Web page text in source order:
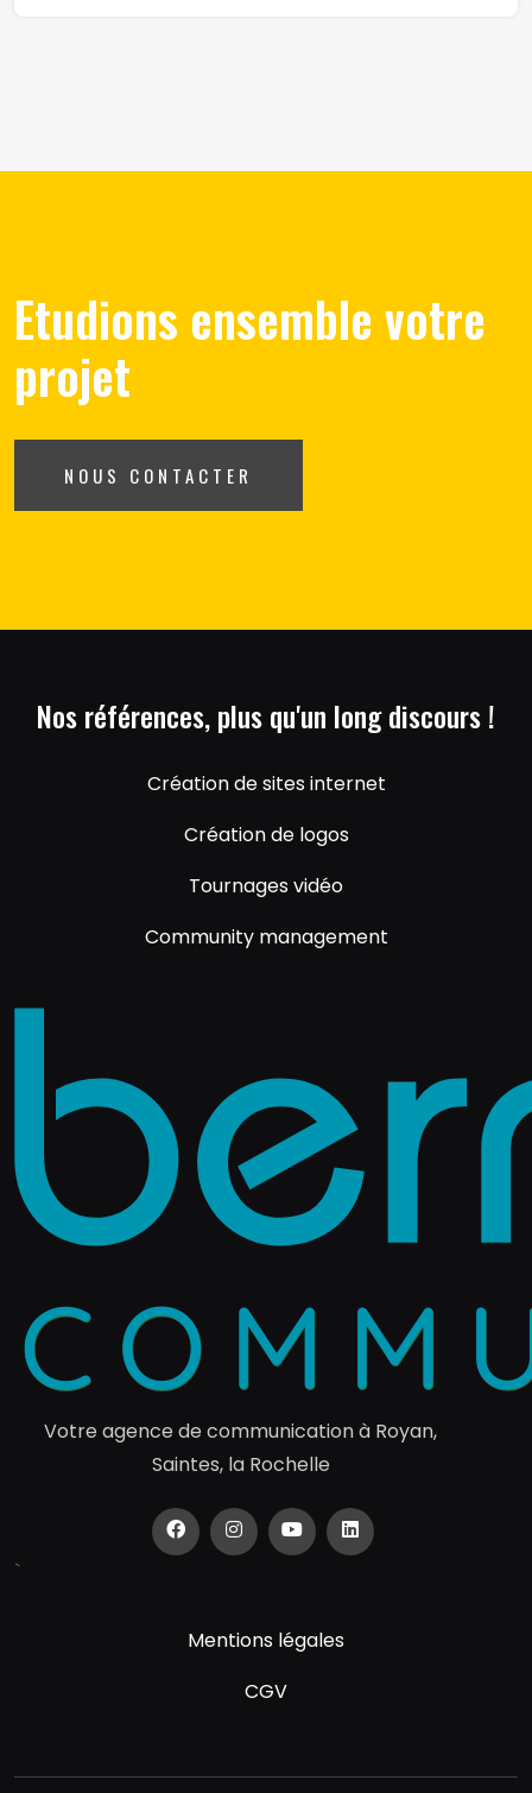
Etudions ensemble votre
projet
NOUS CONTACTER
Nos références, plus qu'un long discours !
Création de sites internet
Création de logos
Tournages vidéo
Community management
Votre agence de communication à Royan,
Saintes, la Rochelle
`
Mentions légales
CGV